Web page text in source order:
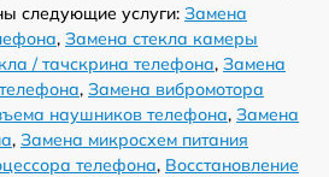
следующие услуги: Замена
, Замена стекла камеры
/ тачскрина телефона, Замена
, Замена вибромотора
наушников телефона, Замена
, Замена микросхем питания
телефона, Восстановление